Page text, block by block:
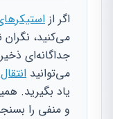
اگر از
می‌کنید، نگران
جداگانه‌ای
می‌توانید
یاد بگیرید.
و منفی را